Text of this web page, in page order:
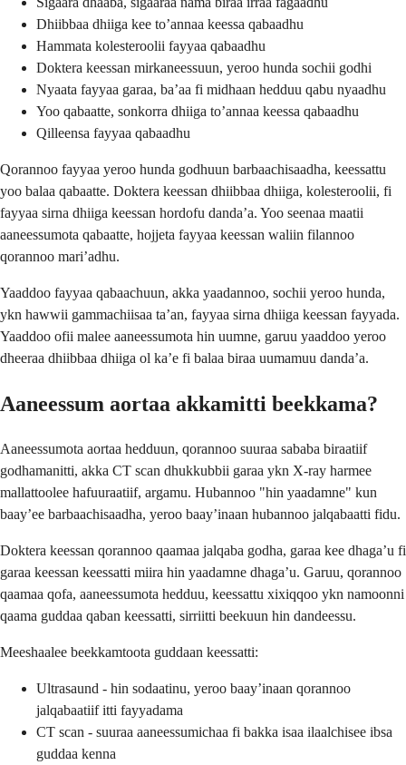
Dhiibbaa dhiiga kee toʼannaa keessa qabaadhu
Hammata kolesteroolii fayyaa qabaadhu
Doktera keessan mirkaneessuun, yeroo hunda sochii godhi
Nyaata fayyaa garaa, baʼaa fi midhaan hedduu qabu nyaadhu
Yoo qabaatte, sonkorra dhiiga toʼannaa keessa qabaadhu
Qilleensa fayyaa qabaadhu
Qorannoo fayyaa yeroo hunda godhuun barbaachisaadha, keessattu
yoo balaa qabaatte. Doktera keessan dhiibbaa dhiiga, kolesteroolii, fi
fayyaa sirna dhiiga keessan hordofu dandaʼa. Yoo seenaa maatii
aaneessumota qabaatte, hojjeta fayyaa keessan waliin filannoo
qorannoo mariʼadhu.
Yaaddoo fayyaa qabaachuun, akka yaadannoo, sochii yeroo hunda,
ykn hawwii gammachiisaa taʼan, fayyaa sirna dhiiga keessan fayyada.
Yaaddoo ofii malee aaneessumota hin uumne, garuu yaaddoo yeroo
dheeraa dhiibbaa dhiiga ol kaʼe fi balaa biraa uumamuu dandaʼa.
Aaneessum aortaa akkamitti beekkama?
Aaneessumota aortaa hedduun, qorannoo suuraa sababa biraatiif
godhamanitti, akka CT scan dhukkubbii garaa ykn X-ray harmee
mallattoolee hafuuraatiif, argamu. Hubannoo "hin yaadamne" kun
baayʼee barbaachisaadha, yeroo baayʼinaan hubannoo jalqabaatti fidu.
Doktera keessan qorannoo qaamaa jalqaba godha, garaa kee dhagaʼu fi
garaa keessan keessatti miira hin yaadamne dhagaʼu. Garuu, qorannoo
qaamaa qofa, aaneessumota hedduu, keessattu xixiqqoo ykn namoonni
qaama guddaa qaban keessatti, sirriitti beekuun hin dandeessu.
Meeshaalee beekkamtoota guddaan keessatti:
Ultrasaund - hin sodaatinu, yeroo baayʼinaan qorannoo
jalqabaatiif itti fayyadama
CT scan - suuraa aaneessumichaa fi bakka isaa ilaalchisee ibsa
guddaa kenna